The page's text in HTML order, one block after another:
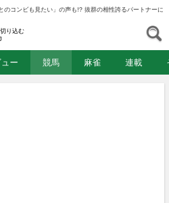
のコンビも見たい」の声も!? 抜群の相性誇るパートナー
り込む
ー 競馬 麻雀 連載